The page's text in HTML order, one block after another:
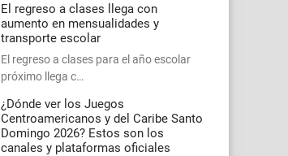
El regreso a clases llega con
aumento en mensualidades y
transporte escolar
El regreso a clases para el año escolar
próximo llega c…
¿Dónde ver los Juegos
Centroamericanos y del Caribe Santo
Domingo 2026? Estos son los
canales y plataformas oficiales